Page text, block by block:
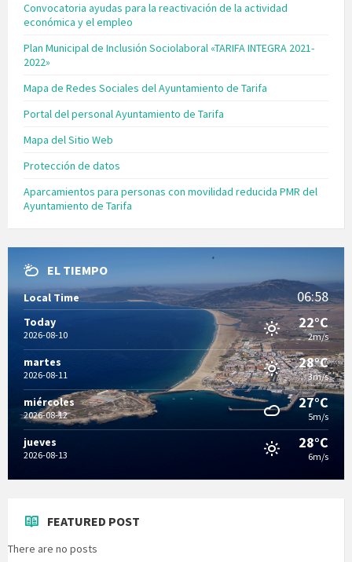
Convocatoria ayudas para la reactivación de la actividad
económica y el empleo
Plan Municipal de Inclusión Sociolaboral «TARIFA INTEGRA 2021-
2022»
Mapa de Redes Sociales del Ayuntamiento de Tarifa
Portal del personal Ayuntamiento de Tarifa
Mapa del Sitio Web
Protección de datos
Aparcamientos para personas con movilidad reducida PMR del
Ayuntamiento de Tarifa
EL TIEMPO
Local Time 06:58
Today
2026-08-10
22°C
2m/s
martes
2026-08-11
28°C
3m/s
miércoles
2026-08-12
27°C
5m/s
jueves
2026-08-13
28°C
6m/s
FEATURED POST
There are no posts